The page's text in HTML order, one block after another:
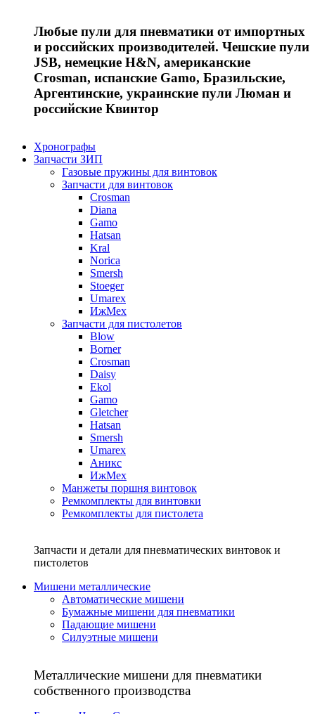
Любые пули для пневматики от импортных
и российских производителей. Чешские пули
JSB, немецкие H&N, американские
Crosman, испанские Gamo, Бразильские,
Аргентинские, украинские пули Люман и
российские Квинтор
Хронографы
Запчасти ЗИП
Газовые пружины для винтовок
Запчасти для винтовок
Crosman
Diana
Gamo
Hatsan
Kral
Norica
Smersh
Stoeger
Umarex
ИжМех
Запчасти для пистолетов
Blow
Borner
Crosman
Daisy
Ekol
Gamo
Gletcher
Hatsan
Smersh
Umarex
Аникс
ИжМех
Манжеты поршня винтовок
Ремкомплекты для винтовки
Ремкомплекты для пистолета
Запчасти и детали для пневматических винтовок и
пистолетов
Мишени металлические
Автоматические мишени
Бумажные мишени для пневматики
Падающие мишени
Силуэтные мишени
Металлические мишени для пневматики
собственного производства